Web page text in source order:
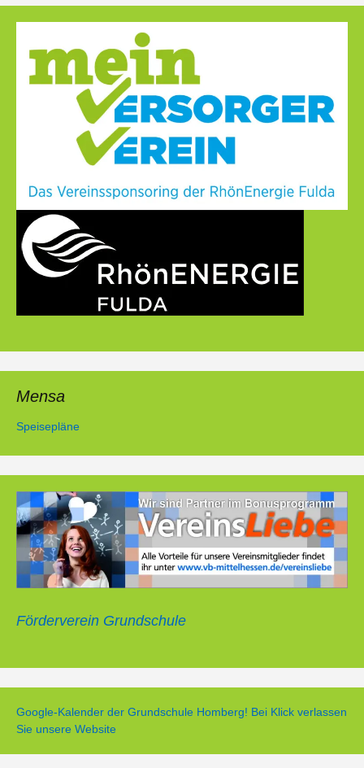
Mensa
Speisepläne
Förderverein Grundschule
Google-Kalender der Grundschule Homberg! Bei Klick verlassen
Sie unsere Website